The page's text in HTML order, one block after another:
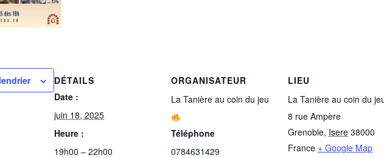
DÉTAILS
Date :
juin 18, 2025
Heure :
19h00 – 22h00
ORGANISATEUR
La Tanière au coin du jeu
Téléphone
0784631429
LIEU
La Tanière au coin du
8 rue Ampère
Grenoble, Isere 38000
France + Google Map